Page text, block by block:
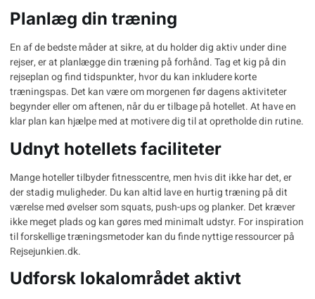
Planlæg din træning
En af de bedste måder at sikre, at du holder dig aktiv under dine
rejser, er at planlægge din træning på forhånd. Tag et kig på din
rejseplan og find tidspunkter, hvor du kan inkludere korte
træningspas. Det kan være om morgenen før dagens aktiviteter
begynder eller om aftenen, når du er tilbage på hotellet. At have en
klar plan kan hjælpe med at motivere dig til at opretholde din rutine.
Udnyt hotellets faciliteter
Mange hoteller tilbyder fitnesscentre, men hvis dit ikke har det, er
der stadig muligheder. Du kan altid lave en hurtig træning på dit
værelse med øvelser som squats, push-ups og planker. Det kræver
ikke meget plads og kan gøres med minimalt udstyr. For inspiration
til forskellige træningsmetoder kan du finde nyttige ressourcer på
Rejsejunkien.dk.
Udforsk lokalområdet aktivt